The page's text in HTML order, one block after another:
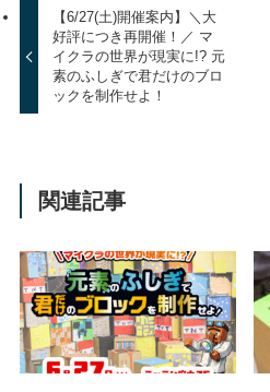
【6/27(土)開催案内】＼大
好評につき再開催！／ マ
イクラの世界が現実に!? 元
素のふしぎで君だけのブロ
ックを制作せよ！
関連記事